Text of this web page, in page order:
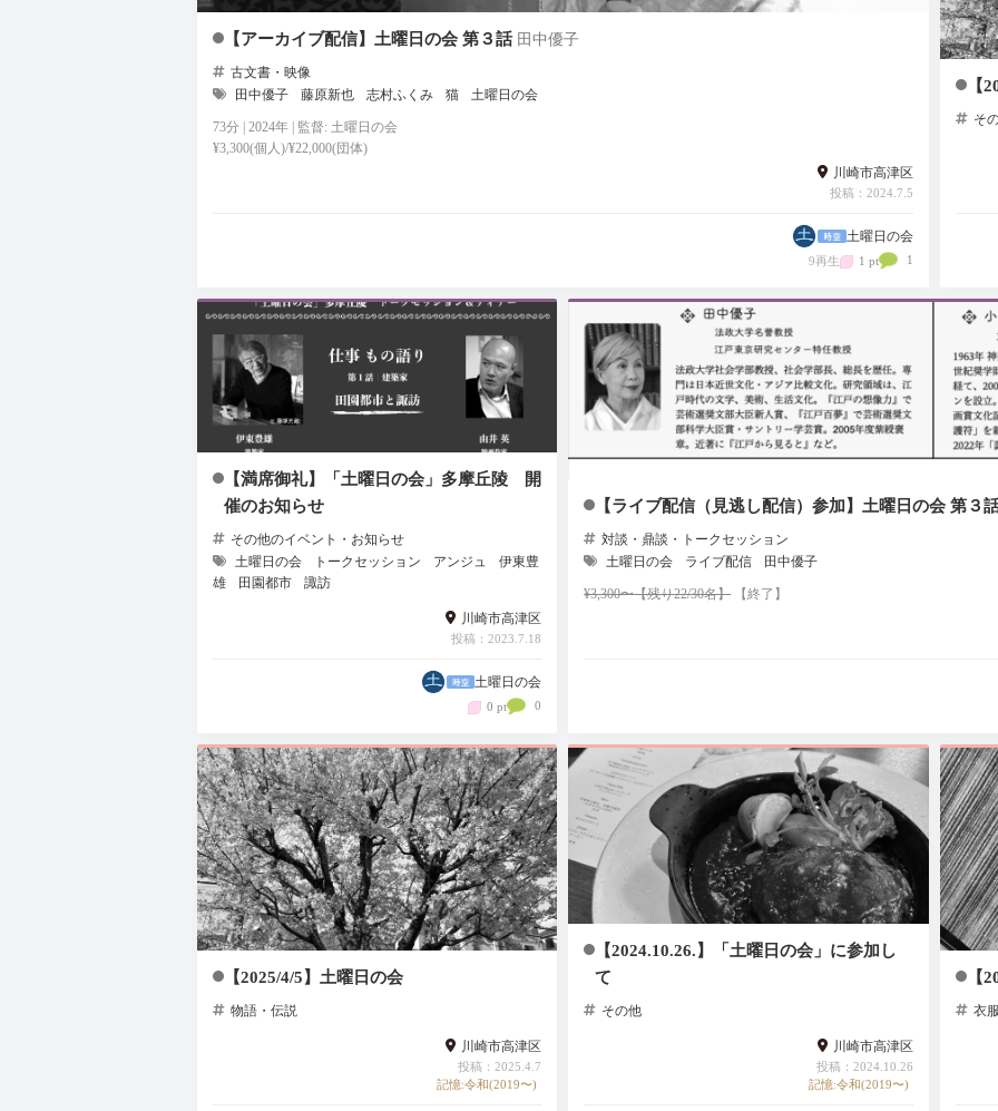
【アーカイブ配信】土曜日の会 第３話 田中優子
古文書・映像
田中優子
藤原新也 志村ふくみ 猫 土曜日の会
73分 | 2024年 | 監督: 土曜日の会
¥3,300(個人)/¥22,000(団体)
川崎市高津区
投稿：2024.7.5
土曜日の会
9再生 1 pt 1
【
そ
【満席御礼】「土曜日の会」多摩丘陵 開
催のお知らせ
その他のイベント・お知らせ
土曜日の会
トークセッション アンジュ
伊東豊
雄
田園都市 諏訪
川崎市高津区
投稿：2023.7.18
土曜日の会
0 pt 0
【ライブ配信（見逃し配信）参加】土曜日の会 第３
対談・鼎談・トークセッション
土曜日の会
ライブ配信 田中優子
¥3,300〜【残り22/30名】【終了】
【2025/4/5】土曜日の会
物語・伝説
川崎市高津区
投稿：2025.4.7
記憶:令和(2019〜)
【2024.10.26.】「土曜日の会」に参加し
て
その他
川崎市高津区
投稿：2024.10.26
記憶:令和(2019〜)
【
衣